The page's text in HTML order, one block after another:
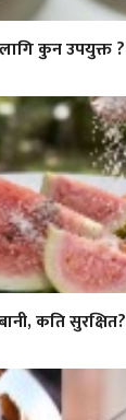
कुन उपयुक्त ?
कति सुरक्षित?